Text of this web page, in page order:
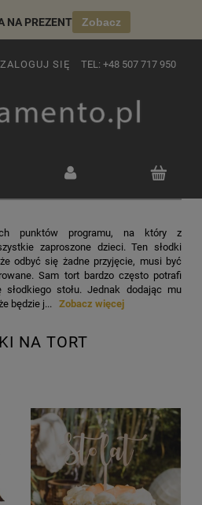
NA PREZENT Zobacz
ZALOGUJ SIĘ TEL: +48 507 717 950
punktów programu, na który z
zaproszone dzieci. Ten słodki
odbyć się żadne przyjęcie, musi być
Sam tort bardzo często potrafi
stołu. Jednak dodając mu
będzie j... Zobacz więcej
NA TORT